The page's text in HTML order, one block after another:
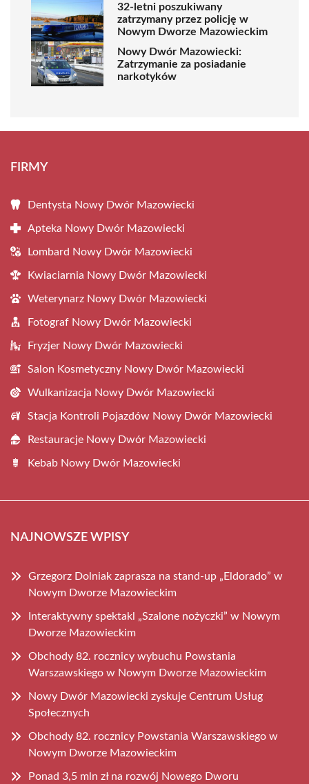
32-letni poszukiwany
zatrzymany przez policję w
Nowym Dworze Mazowieckim
Nowy Dwór Mazowiecki:
Zatrzymanie za posiadanie
narkotyków
FIRMY
Dentysta Nowy Dwór Mazowiecki
Apteka Nowy Dwór Mazowiecki
Lombard Nowy Dwór Mazowiecki
Kwiaciarnia Nowy Dwór Mazowiecki
Weterynarz Nowy Dwór Mazowiecki
Fotograf Nowy Dwór Mazowiecki
Fryzjer Nowy Dwór Mazowiecki
Salon Kosmetyczny Nowy Dwór Mazowiecki
Wulkanizacja Nowy Dwór Mazowiecki
Stacja Kontroli Pojazdów Nowy Dwór Mazowiecki
Restauracje Nowy Dwór Mazowiecki
Kebab Nowy Dwór Mazowiecki
NAJNOWSZE WPISY
Grzegorz Dolniak zaprasza na stand-up „Eldorado” w
Nowym Dworze Mazowieckim
Interaktywny spektakl „Szalone nożyczki” w Nowym
Dworze Mazowieckim
Obchody 82. rocznicy wybuchu Powstania
Warszawskiego w Nowym Dworze Mazowieckim
Nowy Dwór Mazowiecki zyskuje Centrum Usług
Społecznych
Obchody 82. rocznicy Powstania Warszawskiego w
Nowym Dworze Mazowieckim
Ponad 3,5 mln zł na rozwój Nowego Dworu